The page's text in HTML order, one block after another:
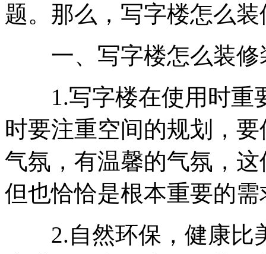
题。那么，写字楼怎么
一、写字楼怎么装修
1.写字楼在使用时重
时要注重空间的规划，
气氛，有温馨的气氛，
但也恰恰是根本重要的需
2.自然环保，健康比